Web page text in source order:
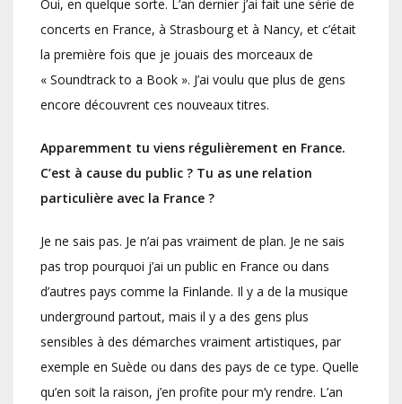
Oui, en quelque sorte. L’an dernier j’ai fait une série de
concerts en France, à Strasbourg et à Nancy, et c’était
la première fois que je jouais des morceaux de
« Soundtrack to a Book ». J’ai voulu que plus de gens
encore découvrent ces nouveaux titres.
Apparemment tu viens régulièrement en France.
C’est à cause du public ? Tu as une relation
particulière avec la France ?
Je ne sais pas. Je n’ai pas vraiment de plan. Je ne sais
pas trop pourquoi j’ai un public en France ou dans
d’autres pays comme la Finlande. Il y a de la musique
underground partout, mais il y a des gens plus
sensibles à des démarches vraiment artistiques, par
exemple en Suède ou dans des pays de ce type. Quelle
qu’en soit la raison, j’en profite pour m’y rendre. L’an